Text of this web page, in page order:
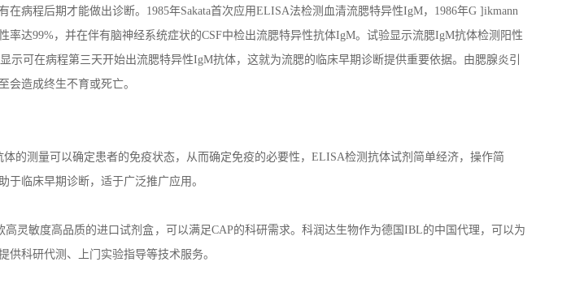
在病程后期才能做出诊断。1985年Sakata首次应用ELISA法检测血清流腮特异性IgM，1986年G ]ikmann
率达99%，并在伴有脑神经系统症状的CSF中检出流腮特异性抗体IgM。试验显示流腮IgM抗体检测阳性
示可在病程第三天开始出流腮特异性IgM抗体，这就为流腮的临床早期诊断提供重要依据。由腮腺炎引
会造成终生不育或死亡。
的测量可以确定患者的免疫状态，从而确定免疫的必要性，ELISA检测抗体试剂简单经济，操作简
于临床早期诊断，适于广泛推广应用。
灵敏度高品质的进口试剂盒，可以满足CAP的科研需求。科润达生物作为德国IBL的中国代理，可以为
供科研代测、上门实验指导等技术服务。